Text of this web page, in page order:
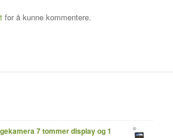
for å kunne kommentere.
7 tommer display og 1